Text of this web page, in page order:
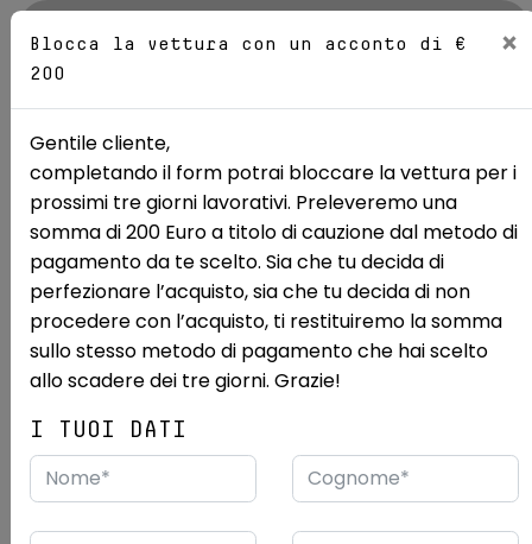
Sedi
Mostra le 16 foto
Usate Fiat Panda
FIAT Panda 1.0 FireFly Hybrid
70cv S&S 5p.ti
USATO RENORD PRIME NEOPATENTATI
1/2024 33.909 km
Desideri vedere questa vettura dal vivo?
Vieni a vederla presso:Renord S.p.a.
Blocca la vettura con un acconto di €
200
×
Gentile cliente,
completando il form potrai bloccare la vettura per i
prossimi tre giorni lavorativi. Preleveremo una
somma di 200 Euro a titolo di cauzione dal metodo di
pagamento da te scelto. Sia che tu decida di
perfezionare l’acquisto, sia che tu decida di non
procedere con l’acquisto, ti restituiremo la somma
sullo stesso metodo di pagamento che hai scelto
allo scadere dei tre giorni. Grazie!
I TUOI DATI